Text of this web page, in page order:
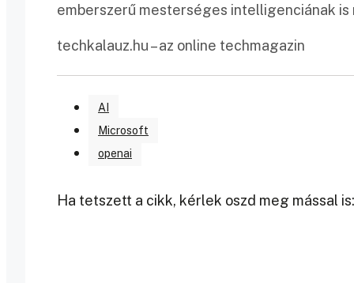
emberszerű mesterséges intelligenciának is
techkalauz.hu – az online techmagazin
AI
Microsoft
openai
Ha tetszett a cikk, kérlek oszd meg mással is: